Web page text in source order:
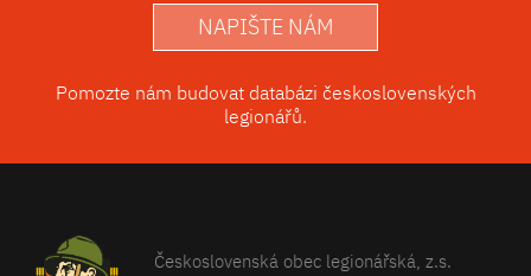
NAPIŠTE NÁM
Pomozte nám budovat databázi československých
legionářů.
Československá obec legionářská, z.s.